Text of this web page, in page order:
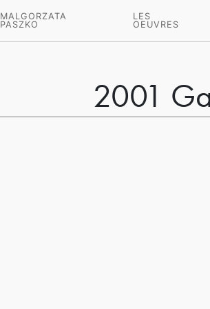
MALGORZATA
PASZKO
LES
OEUVRES
2001